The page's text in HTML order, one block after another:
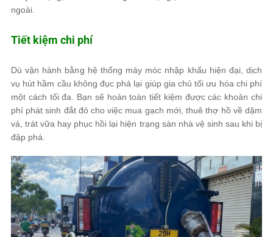
ngoài.
Tiết kiệm chi phí
Dù vận hành bằng hệ thống máy móc nhập khẩu hiện đại, dịch
vụ hút hầm cầu không đục phá lại giúp gia chủ tối ưu hóa chi phí
một cách tối đa. Bạn sẽ hoàn toàn tiết kiệm được các khoản chi
phí phát sinh đắt đỏ cho việc mua gạch mới, thuê thợ hồ về dặm
vá, trát vữa hay phục hồi lại hiện trạng sàn nhà vệ sinh sau khi bị
đập phá.